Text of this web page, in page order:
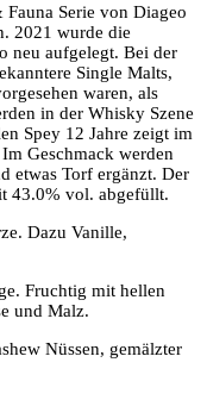
Serie von Diageo
2021 wurde die
neu aufgelegt. Bei der
Single Malts,
waren, als
in der Whisky Szene
Spey 12 Jahre zeigt im
Geschmack werden
etwas Torf ergänzt. Der
43.0% vol. abgefüllt.
Dazu Vanille,
Fruchtig mit hellen
und Malz.
Nüssen, gemälzter